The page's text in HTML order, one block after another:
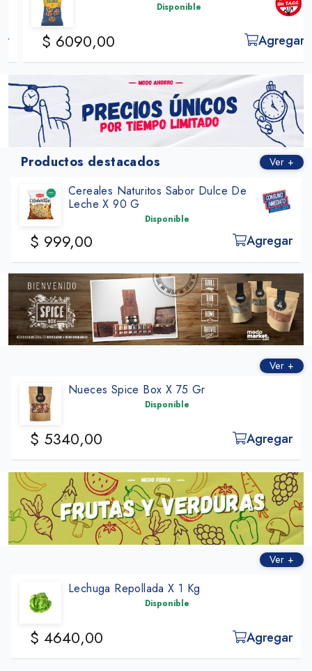
Disponible
$ 6090,00 Agregar
Productos destacados Ver +
Cereales Naturitos Sabor Dulce De
Leche X 90 G
Disponible
$ 999,00 Agregar
Ver +
Nueces Spice Box X 75 Gr
Disponible
$ 5340,00 Agregar
Ver +
Lechuga Repollada X 1 Kg
Disponible
$ 4640,00 Agregar